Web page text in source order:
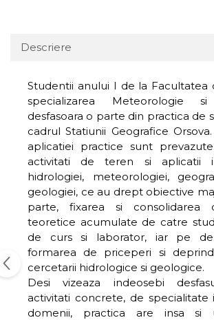
Descriere
Studentii anului I de la Facultatea
specializarea Meteorologie si
desfasoara o parte din practica de
cadrul Statiunii Geografice
aplicatiei practice sunt
activitati de teren si aplicatii
hidrologiei, meteorologiei,
geologiei, ce au drept obiective
parte, fixarea si consolidarea
teoretice acumulate de catre
de curs si laborator, iar pe
formarea de priceperi si
cercetarii hidrologice si geologice.
Desi vizeaza indeosebi
activitati concrete, de specialitate
domenii, practica are insa si